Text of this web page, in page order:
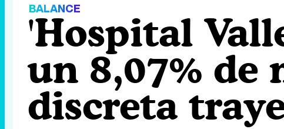
BALANCE
'Hospital
un 8,07% de
discreta